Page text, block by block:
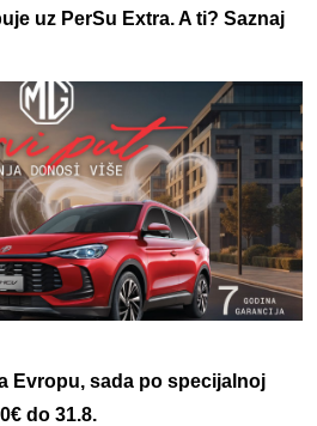
uz PerSu Extra. A ti? Saznaj
Evropu, sada po specijalnoj
do 31.8.